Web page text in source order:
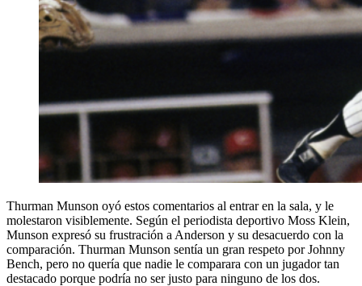
Thurman Munson oyó estos comentarios al entrar en la sala, y le
molestaron visiblemente. Según el periodista deportivo Moss Klein,
Munson expresó su frustración a Anderson y su desacuerdo con la
comparación. Thurman Munson sentía un gran respeto por Johnny
Bench, pero no quería que nadie le comparara con un jugador tan
destacado porque podría no ser justo para ninguno de los dos.